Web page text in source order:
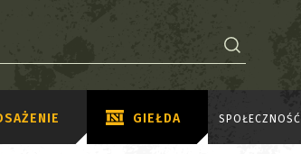
GIEŁDA SPOŁECZNOŚĆ